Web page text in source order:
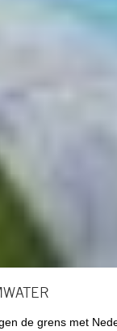
de grens met